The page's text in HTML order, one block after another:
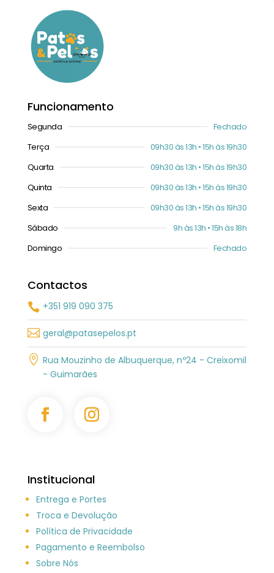
Funcionamento
Segunda
Fechado
Terça
09h30 às 13h • 15h às 19h30
Quarta
09h30 às 13h • 15h às 19h30
Quinta
09h30 às 13h • 15h às 19h30
Sexta
09h30 às 13h • 15h às 19h30
Sábado
9h às 13h • 15h às 18h
Domingo
Fechado
Contactos
 +351 919 090 375
 geral@patasepelos.pt
 Rua Mouzinho de Albuquerque, nº24 - Creixomil
- Guimarães
Institucional
Entrega e Portes
Troca e Devolução
Política de Privacidade
Pagamento e Reembolso
Sobre Nós